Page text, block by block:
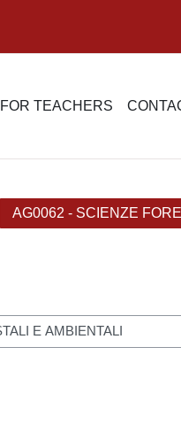
TEACHERS
AG0062 - SCIENZE